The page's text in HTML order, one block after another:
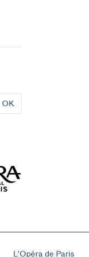
OK
L'Opéra de Paris